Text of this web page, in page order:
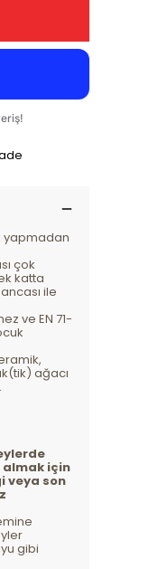
yapmadan
çok
katta
ile
ve EN 71-
ağacı
almak için
veya son
gibi